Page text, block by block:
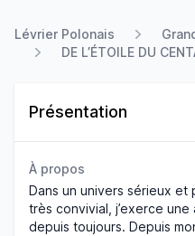
Lévrier Polonais
DE L’ÉTOILE DU
Présentation
À propos
Dans un univers sérieux et
très convivial, j’exerce
depuis toujours. Depuis